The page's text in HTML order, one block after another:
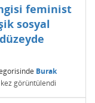
feminist
sosyal
Burak
görüntülendi